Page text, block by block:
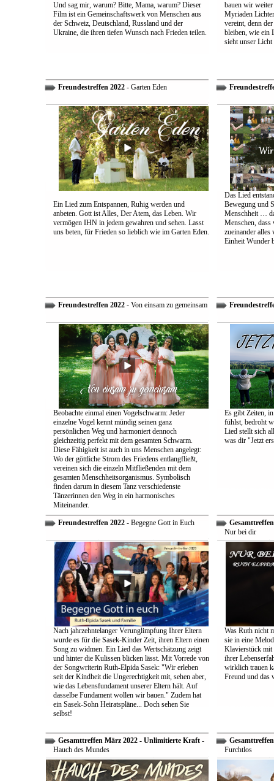
Und sag mir, warum? Bitte, Mama, warum? Dieser
Film ist ein Gemeinschaftswerk von Menschen aus
der Schweiz, Deutschland, Russland und der
Ukraine, die ihren tiefen Wunsch nach Frieden teilen.
bauen wir
Myriaden
vereint, denn
bleiben, wie ein
sieht unser
Freundestreffen 2022- Garten Eden
Ein Lied zum Entspannen, Ruhig werden und
anbeten. Gott ist Alles, Der Atem, das Leben. Wir
vermögen IHN in jedem gewahren und sehen. Lasst
uns beten, für Frieden so lieblich wie im Garten Eden.
Das Lied
Bewegung und
Menschheit …
Menschen,
zueinander alles
Einheit Wunder
Freundestreffen 2022- Von einsam zu gemeinsam
Beobachte einmal einen Vogelschwarm: Jeder
einzelne Vogel kennt mündig seinen ganz
persönlichen Weg und harmoniert dennoch
gleichzeitig perfekt mit dem gesamten Schwarm.
Diese Fähigkeit ist auch in uns Menschen angelegt:
Wo der göttliche Strom des Friedens entlangfließt,
vereinen sich die einzeln Mitfließenden mit dem
gesamten Menschheitsorganismus. Symbolisch
finden darum in diesem Tanz verschiedenste
Tänzerinnen den Weg in ein harmonisches
Miteinander.
Es gibt Zeiten,
fühlst, bedroht
Lied stellt sich
was dir "Jetzt
Freundestreffen 2022- Begegne Gott in Euch
Nach jahrzehntelanger Verunglimpfung Ihrer Eltern
wurde es für die Sasek-Kinder Zeit, ihren Eltern einen
Song zu widmen. Ein Lied das Wertschätzung zeigt
und hinter die Kulissen blicken lässt. Mit Vorrede von
der Songwriterin Ruth-Elpida Sasek: "Wir erleben
seit der Kindheit die Ungerechtigkeit mit, sehen aber,
wie das Lebensfundament unserer Eltern hält. Auf
dasselbe Fundament wollen wir bauen." Zudem hat
ein Sasek-Sohn Heiratspläne... Doch sehen Sie
selbst!
Nur bei dir
Was Ruth nicht
sie in eine
Klavierstück mit
ihrer
wirklich trauen
Freund und das
Gesamttreffen März 2022 - Unlimitierte Kraft -
Hauch des Mundes
Furchtlos